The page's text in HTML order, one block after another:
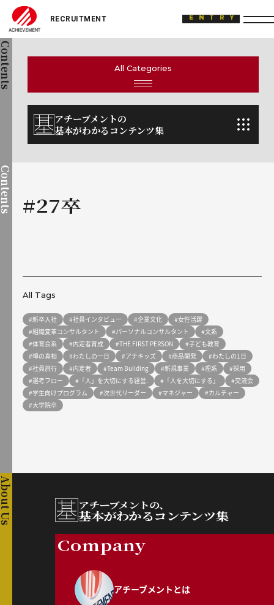
ACHIEVEMENT
ENTRY
All Categories
アチーブメントの
基本がわかるコンテンツ集
#27卒
All Tags
#新卒入社 #社員インタビュー #企業文化
#女性活躍
#組織変革コンサルタント
#パーソナルコンサルタント
#文系
#体育会系
#内定者育成 #THE FIRST PERSON
#子ども教育
#噂の真相
#わたしの一日 #アチキッズ #商品開発
#わたしの1日
#社員旅行
#内定者 #Team Building #新規事業 #理系
#採用
#選考フロー
#「人」を大切にする経営. #「人を大切にする」
#交流会
#学生向けプログラム
#次世代リーダー #マネジャー
#カルチャー
#大学院卒
Us アチーブメントの、
基本がわかるコンテンツ集
Company
アチーブメントとは